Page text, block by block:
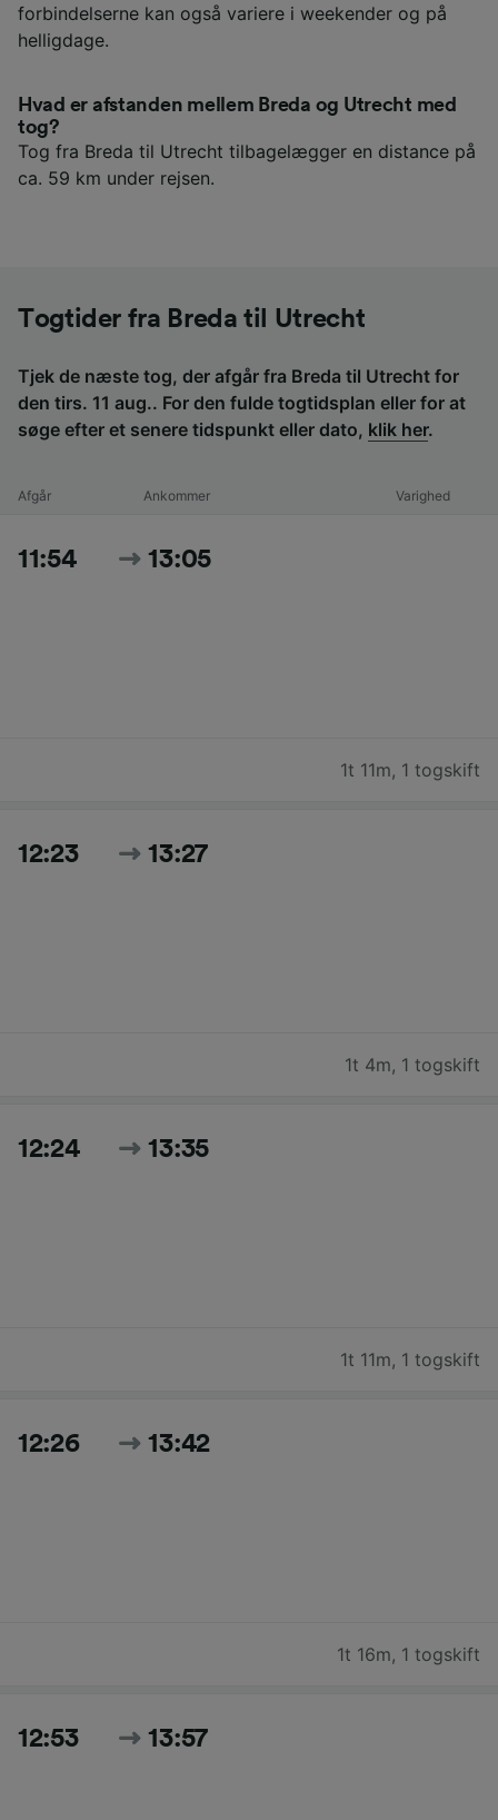
forbindelserne kan også variere i weekender og på
helligdage.
Hvad er afstanden mellem Breda og Utrecht med
tog?
Tog fra Breda til Utrecht tilbagelægger en distance på
ca. 59 km under rejsen.
Togtider fra Breda til Utrecht
Tjek de næste tog, der afgår fra Breda til Utrecht for
den tirs. 11 aug.. For den fulde togtidsplan eller for at
søge efter et senere tidspunkt eller dato, klik her.
Afgår Ankommer Varighed
11:54 13:05
1t 11m, 1 togskift
12:23 13:27
1t 4m, 1 togskift
12:24 13:35
1t 11m, 1 togskift
12:26 13:42
1t 16m, 1 togskift
12:53 13:57